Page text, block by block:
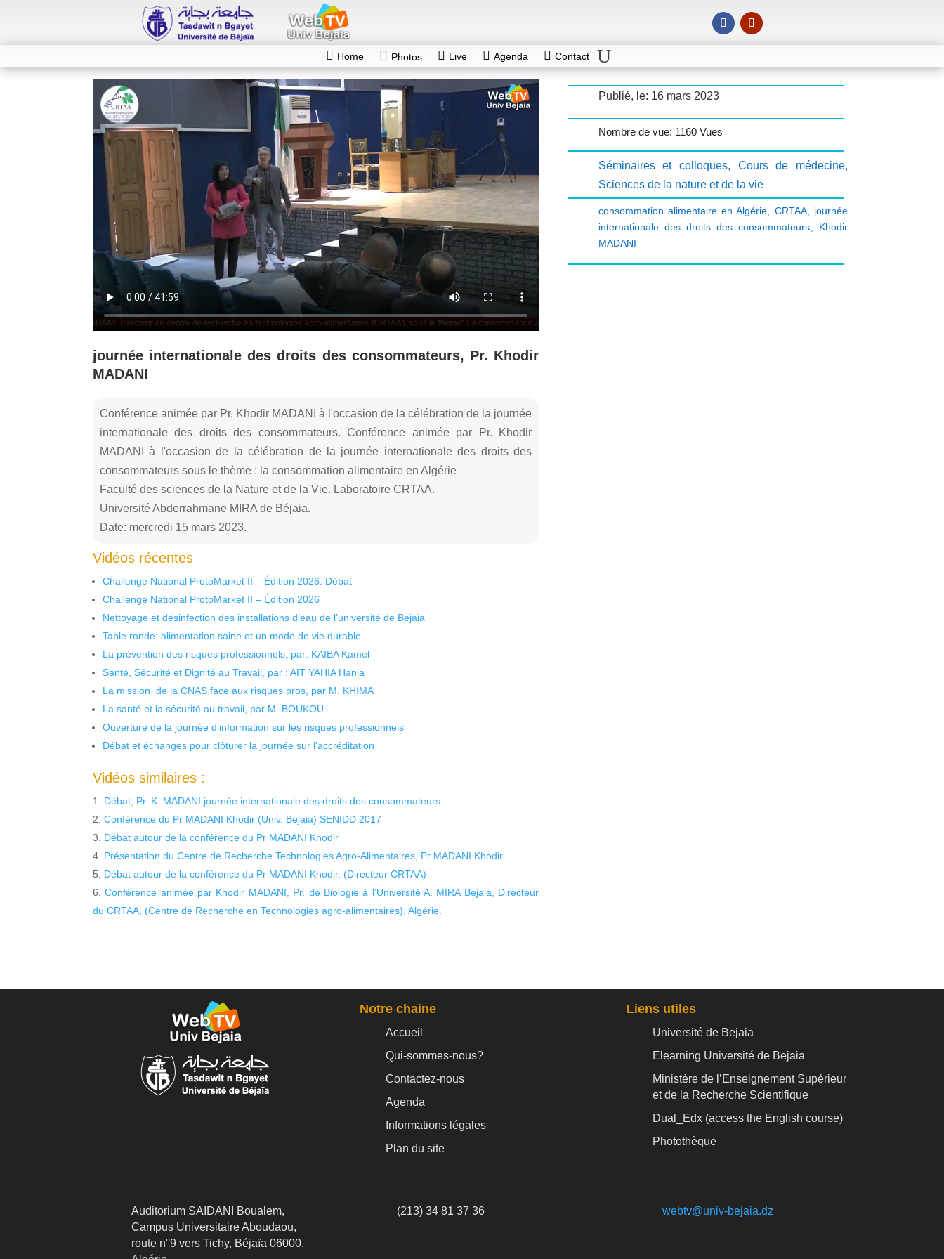
Home Photos Live Agenda Contact
journée internationale des droits des consommateurs, Pr. Khodir
MADANI
Conférence animée par Pr. Khodir MADANI à l'occasion de la célébration de la journée
internationale des droits des consommateurs. Conférence animée par Pr. Khodir
MADANI à l'occasion de la célébration de la journée internationale des droits des
consommateurs sous le thème : la consommation alimentaire en Algérie
Faculté des sciences de la Nature et de la Vie. Laboratoire CRTAA.
Université Abderrahmane MIRA de Béjaia.
Date: mercredi 15 mars 2023.
Vidéos récentes
Challenge National ProtoMarket II – Édition 2026. Débat
Challenge National ProtoMarket II – Édition 2026
Nettoyage et désinfection des installations d’eau de l’université de Bejaia
Table ronde: alimentation saine et un mode de vie durable
La prévention des risques professionnels, par: KAIBA Kamel
Santé, Sécurité et Dignité au Travail, par : AIT YAHIA Hania
La mission de la CNAS face aux risques pros, par M. KHIMA
La santé et la sécurité au travail, par M. BOUKOU
Ouverture de la journée d’information sur les risques professionnels
Débat et échanges pour clôturer la journée sur l’accréditation
Vidéos similaires :
Débat, Pr. K. MADANI journée internationale des droits des consommateurs
Conférence du Pr MADANI Khodir (Univ. Bejaia) SENIDD 2017
Débat autour de la conférence du Pr MADANI Khodir
Présentation du Centre de Recherche Technologies Agro-Alimentaires, Pr MADANI Khodir
Débat autour de la conférence du Pr MADANI Khodir, (Directeur CRTAA)
Conférence animée par Khodir MADANI, Pr. de Biologie à l’Université A. MIRA Bejaia, Directeur
du CRTAA, (Centre de Recherche en Technologies agro-alimentaires), Algérie.
Publié, le: 16 mars 2023
Nombre de vue: 1160 Vues
Séminaires et colloques, Cours de médecine,
Sciences de la nature et de la vie
consommation alimentaire en Algérie, CRTAA, journée
internationale des droits des consommateurs, Khodir
MADANI
Notre chaine
Accueil
Qui-sommes-nous?
Contactez-nous
Agenda
Informations légales
Plan du site
Liens utiles
Université de Bejaia
Elearning Université de Bejaia
Ministère de l’Enseignement Supérieur
et de la Recherche Scientifique
Dual_Edx (access the English course)
Photothèque
Auditorium SAIDANI Boualem,
Campus Universitaire Aboudaou,
route n°9 vers Tichy, Béjaïa 06000,
(213) 34 81 37 36 webtv@univ-bejaia.dz